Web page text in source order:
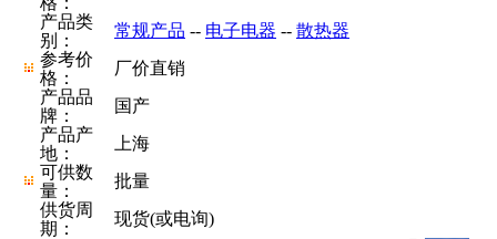
产品类
别：
常规产品 -- 电子电器 -- 散热器
参考价
格：
厂价直销
产品品
牌：
国产
产品产
地：
上海
可供数
量：
批量
供货周
期：
现货(或电询)